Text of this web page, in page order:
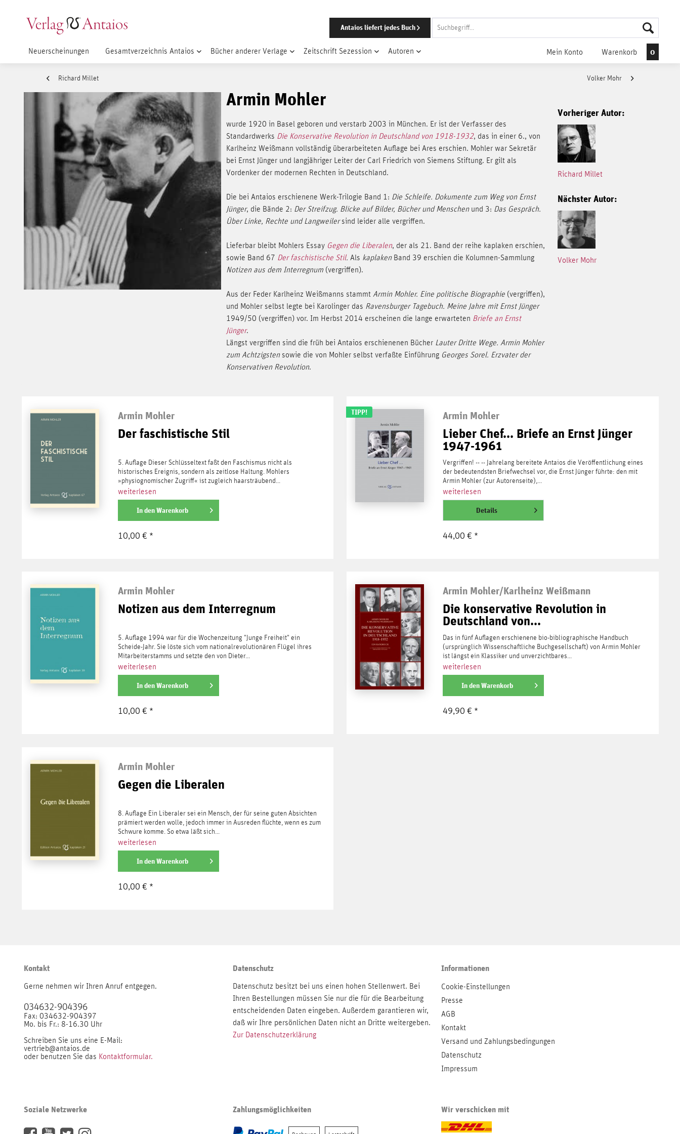
Antaios liefert jedes Buch
Neuerscheinungen Gesamtverzeichnis Antaios Bücher anderer Verlage Zeitschrift Sezession Autoren Mein Konto Warenkorb 0
Richard Millet Volker Mohr
Armin Mohler
wurde 1920 in Basel geboren und verstarb 2003 in München. Er ist der Verfasser des
Standardwerks Die Konservative Revolution in Deutschland von 1918-1932, das in einer 6., von
Karlheinz Weißmann vollständig überarbeiteten Auflage bei Ares erschien. Mohler war Sekretär
bei Ernst Jünger und langjähriger Leiter der Carl Friedrich von Siemens Stiftung. Er gilt als
Vordenker der modernen Rechten in Deutschland.
Die bei Antaios erschienene Werk-Trilogie Band 1: Die Schleife. Dokumente zum Weg von Ernst
Jünger, die Bände 2: Der Streifzug. Blicke auf Bilder, Bücher und Menschenund 3: Das Gespräch.
Über Linke, Rechte und Langweilersind leider alle vergriffen.
Lieferbar bleibt Mohlers Essay Gegen die Liberalen, der als 21. Band der reihe kaplaken erschien,
sowie Band 67 Der faschistische Stil. Als kaplaken Band 39 erschien die Kolumnen-Sammlung
Notizen aus dem Interregnum (vergriffen).
Aus der Feder Karlheinz Weißmanns stammt Armin Mohler. Eine politische Biographie (vergriffen),
und Mohler selbst legte bei Karolinger das Ravensburger Tagebuch. Meine Jahre mit Ernst Jünger
1949/50 (vergriffen) vor. Im Herbst 2014 erscheinen die lange erwarteten Briefe an Ernst
Jünger.
Längst vergriffen sind die früh bei Antaios erschienenen Bücher Lauter Dritte Wege. Armin Mohler
zum Achtzigstensowie die von Mohler selbst verfaßte Einführung Georges Sorel. Erzvater der
Konservativen Revolution.
Vorheriger Autor:
Richard Millet
Nächster Autor:
Volker Mohr
Armin Mohler
Der faschistische Stil
5. Auflage Dieser Schlüsseltext faßt den Faschismus nicht als
historisches Ereignis, sondern als zeitlose Haltung. Mohlers
»physiognomischer Zugriff« ist zugleich haarsträubend...
weiterlesen
In den Warenkorb
10,00 € *
TIPP! Armin Mohler
Lieber Chef... Briefe an Ernst Jünger
1947-1961
Vergriffen! -- -- Jahrelang bereitete Antaios die Veröffentlichung eines
der bedeutendsten Briefwechsel vor, die Ernst Jünger führte: den mit
Armin Mohler (zur Autorenseite),...
weiterlesen
Details
44,00 € *
Armin Mohler
Notizen aus dem Interregnum
5. Auflage 1994 war für die Wochenzeitung "Junge Freiheit" ein
Scheide-Jahr. Sie löste sich vom nationalrevolutionären Flügel ihres
Mitarbeiterstamms und setzte den von Dieter...
weiterlesen
In den Warenkorb
10,00 € *
Armin Mohler/Karlheinz Weißmann
Die konservative Revolution in
Deutschland von...
Das in fünf Auflagen erschienene bio-bibliographische Handbuch
(ursprünglich Wissenschaftliche Buchgesellschaft) von Armin Mohler
ist längst ein Klassiker und unverzichtbares...
weiterlesen
In denWarenkorb
49,90 € *
Armin Mohler
Gegen die Liberalen
8. Auflage Ein Liberaler sei ein Mensch, der für seine guten Absichten
prämiert werden wolle, jedoch immer in Ausreden flüchte, wenn es zum
Schwure komme. So etwa läßt sich...
weiterlesen
In den Warenkorb
10,00 € *
Kontakt
Gerne nehmen wir Ihren Anruf entgegen.
034632-904396
Fax: 034632-904397
Mo. bis Fr.: 8-16.30 Uhr
Schreiben Sie uns eine E-Mail:
vertrieb@antaios.de
oder benutzen Sie das Kontaktformular.
Datenschutz
Datenschutz besitzt bei uns einen hohen Stellenwert. Bei
Ihren Bestellungen müssen Sie nur die für die Bearbeitung
entscheidenden Daten eingeben. Außerdem garantieren wir,
daß wir Ihre persönlichen Daten nicht an Dritte weitergeben.
Zur Datenschutzerklärung
Informationen
Cookie-Einstellungen
Presse
AGB
Kontakt
Versand und Zahlungsbedingungen
Datenschutz
Impressum
Soziale Netzwerke Zahlungsmöglichkeiten Wir verschicken mit